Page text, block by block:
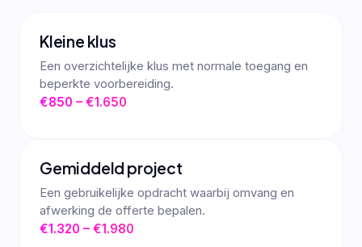
Kleine klus
Een overzichtelijke klus met normale toegang en
beperkte voorbereiding.
€850 – €1.650
Gemiddeld project
Een gebruikelijke opdracht waarbij omvang en
afwerking de offerte bepalen.
€1.320 – €1.980